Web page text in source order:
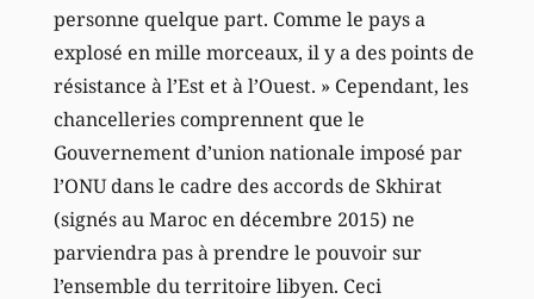
personne quelque part. Comme le pays a
explosé en mille morceaux, il y a des points de
résistance à l’Est et à l’Ouest. » Cependant, les
chancelleries comprennent que le
Gouvernement d’union nationale imposé par
l’ONU dans le cadre des accords de Skhirat
(signés au Maroc en décembre 2015) ne
parviendra pas à prendre le pouvoir sur
l’ensemble du territoire libyen. Ceci